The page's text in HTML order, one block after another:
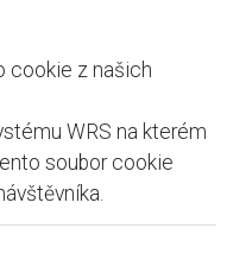
cookie z našich
WRS na kterém
soubor cookie